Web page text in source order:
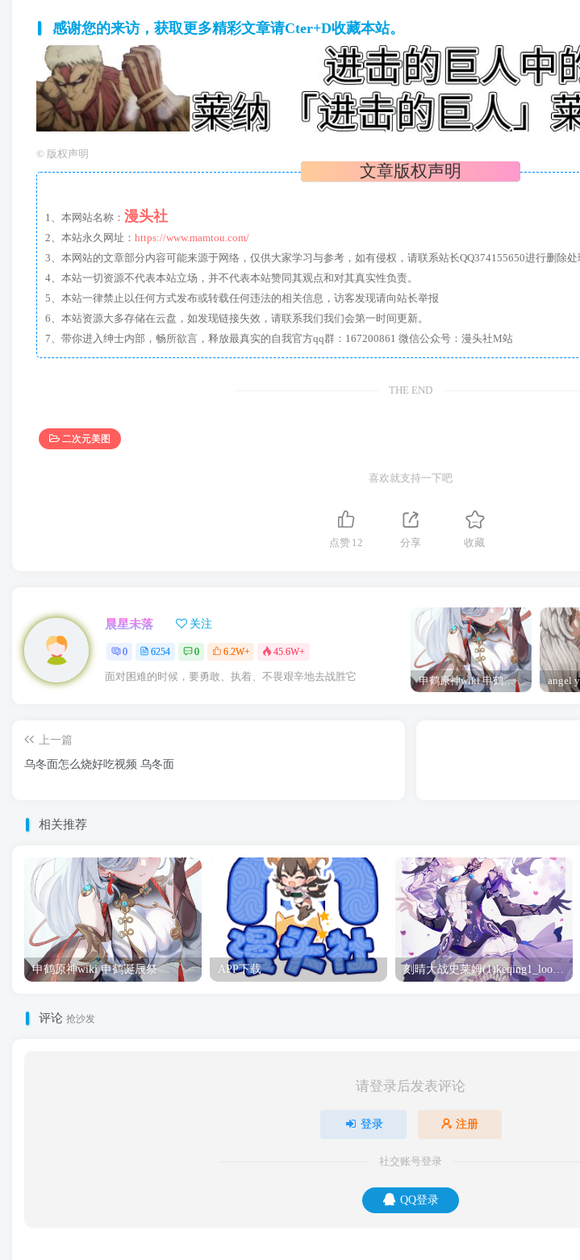
感谢您的来访，获取更多精彩文章请Cter+D收藏本站。
© 版权声明
文章版权声明
1、本网站名称： 漫头社
2、本站永久网址： https://www.mamtou.com/
3、本网站的文章部分内容可能来源于网络，仅供大家学习与参考，如有侵权，请联系站长QQ374155650进行删除处
4、本站一切资源不代表本站立场，并不代表本站赞同其观点和对其真实性负责。
5、本站一律禁止以任何方式发布或转载任何违法的相关信息，访客发现请向站长举报
6、本站资源大多存储在云盘，如发现链接失效，请联系我们我们会第一时间更新。
7、带你进入绅士内部，畅所欲言，释放最真实的自我官方qq群：167200861 微信公众号：漫头社M站
THE END
二次元美图
喜欢就支持一下吧
点赞 12 分享 收藏
晨星未落 关注
0 6254 0 6.2W+ 45.6W+
面对困难的时候，要勇敢、执着、不畏艰辛地去战胜它 申鹤原神wiki 申鹤诞辰祭
上一篇
乌冬面怎么烧好吃视频 乌冬面
相关推荐
申鹤原神wiki 申鹤诞辰祭 APP下载 刻晴大战史莱姆(1)keqing1_loop_s_1080(2) 刻晴
评论 抢沙发
请登录后发表评论
登录 注册
社交账号登录
QQ登录